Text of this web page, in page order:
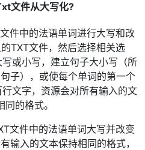
文件从大写化?
件中的法语单词进行大写和改
TXT文件，然后选择相关选
或小写，建立句子大小写（所
子），或使每个单词的第一个
文字，资源会对所有输入的文
同的格式。
文件中的法语单词大写并改变
输入的文本保持相同的格式，